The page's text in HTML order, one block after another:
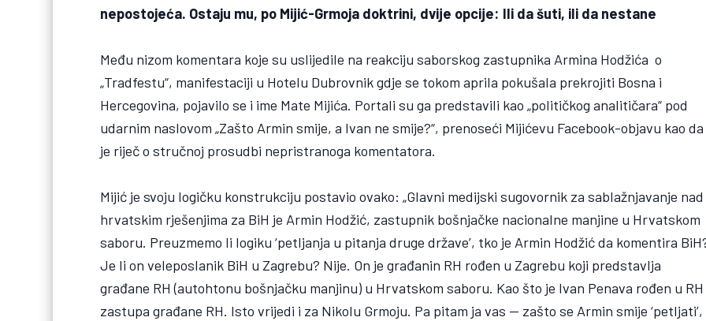
nepostojeća. Ostaju mu, po Mijić-Grmoja doktrini, dvije opcije: Ili da šuti, ili da nestane
Među nizom komentara koje su uslijedile na reakciju saborskog zastupnika Armina Hodžića o
„Tradfestu“, manifestaciji u Hotelu Dubrovnik gdje se tokom aprila pokušala prekrojiti Bosna i
Hercegovina, pojavilo se i ime Mate Mijića. Portali su ga predstavili kao „političkog analitičara“ pod
udarnim naslovom „Zašto Armin smije, a Ivan ne smije?“, prenoseći Mijićevu Facebook-objavu kao da
je riječ o stručnoj prosudbi nepristranoga komentatora.
Mijić je svoju logičku konstrukciju postavio ovako: „Glavni medijski sugovornik za sablažnjavanje nad
hrvatskim rješenjima za BiH je Armin Hodžić, zastupnik bošnjačke nacionalne manjine u Hrvatskom
saboru. Preuzmemo li logiku ‘petljanja u pitanja druge države’, tko je Armin Hodžić da komentira
Je li on veleposlanik BiH u Zagrebu? Nije. On je građanin RH rođen u Zagrebu koji predstavlja
građane RH (autohtonu bošnjačku manjinu) u Hrvatskom saboru. Kao što je Ivan Penava rođen u
zastupa građane RH. Isto vrijedi i za Nikolu Grmoju. Pa pitam ja vas — zašto se Armin smije ‘petljati’,